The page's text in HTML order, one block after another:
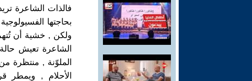
فالذات الشاعرة
بحاجتها
ولكن , خشية أن
الشاعرة تعيش
الملوّنة , منتظرة
الأحلام , ويمطر